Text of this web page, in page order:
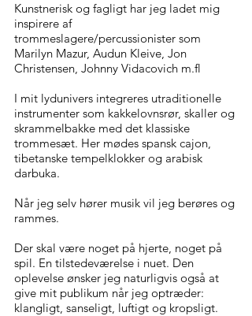
Kunstnerisk og fagligt har jeg ladet mig
inspirere af
trommeslagere/percussionister som
Marilyn Mazur, Audun Kleive, Jon
Christensen, Johnny Vidacovich m.fl
I mit lydunivers integreres utraditionelle
instrumenter som kakkelovnsrør, skaller og
skrammelbakke med det klassiske
trommesæt. Her mødes spansk cajon,
tibetanske tempelklokker og arabisk
darbuka.
Når jeg selv hører musik vil jeg berøres og
rammes.
Der skal være noget på hjerte, noget på
spil. En tilstedeværelse i nuet. Den
oplevelse ønsker jeg naturligvis også at
give mit publikum når jeg optræder:
klangligt, sanseligt, luftigt og kropsligt.